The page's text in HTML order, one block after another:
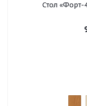
Стол «Форт-